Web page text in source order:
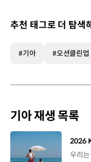
추천 태그로 더 탐색
#기아 #오션클린업
기아 재생 목록
[동영
2026